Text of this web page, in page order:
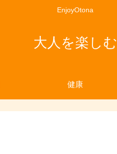
EnjoyOtona
大人を楽しむ
健康